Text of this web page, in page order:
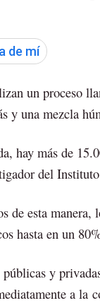
de mí
un proceso
y una mezcla
hay más de
del
de esta
hasta en un
y
a la